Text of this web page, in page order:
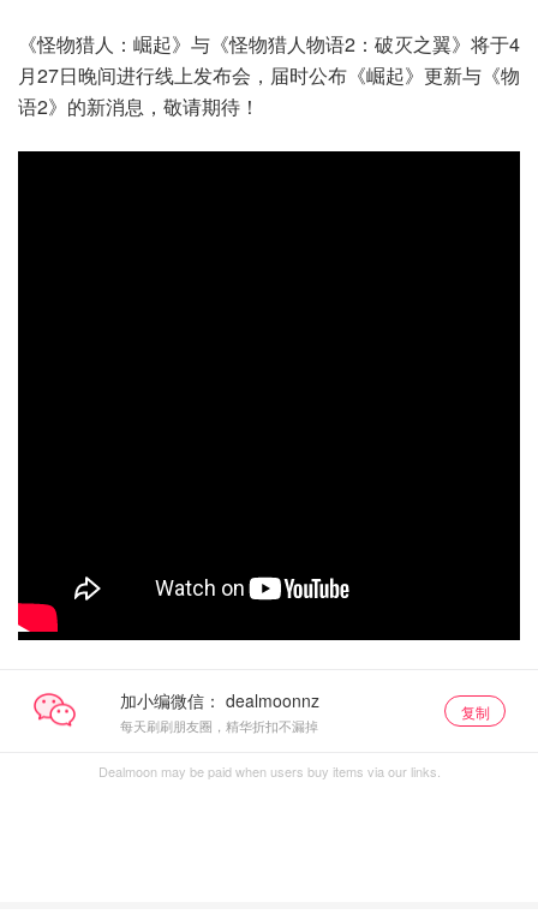
《怪物猎人：崛起》与《怪物猎人物语2：破灭之翼》将于4
月27日晚间进行线上发布会，届时公布《崛起》更新与《物
语2》的新消息，敬请期待！
加小编微信：
每天刷刷朋友圈，精华折扣不漏掉
复制
Dealmoon may be paid when users buy items via our links.